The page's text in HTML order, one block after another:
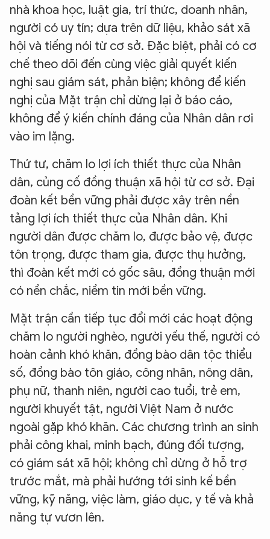
nhà khoa học, luật gia, trí thức, doanh nhân,
người có uy tín; dựa trên dữ liệu, khảo sát xã
hội và tiếng nói từ cơ sở. Đặc biệt, phải có cơ
chế theo dõi đến cùng việc giải quyết kiến
nghị sau giám sát, phản biện; không để kiến
nghị của Mặt trận chỉ dừng lại ở báo cáo,
không để ý kiến chính đáng của Nhân dân rơi
vào im lặng.
Thứ tư, chăm lo lợi ích thiết thực của Nhân
dân, củng cố đồng thuận xã hội từ cơ sở. Đại
đoàn kết bền vững phải được xây trên nền
tảng lợi ích thiết thực của Nhân dân. Khi
người dân được chăm lo, được bảo vệ, được
tôn trọng, được tham gia, được thụ hưởng,
thì đoàn kết mới có gốc sâu, đồng thuận mới
có nền chắc, niềm tin mới bền vững.
Mặt trận cần tiếp tục đổi mới các hoạt động
chăm lo người nghèo, người yếu thế, người có
hoàn cảnh khó khăn, đồng bào dân tộc thiểu
số, đồng bào tôn giáo, công nhân, nông dân,
phụ nữ, thanh niên, người cao tuổi, trẻ em,
người khuyết tật, người Việt Nam ở nước
ngoài gặp khó khăn. Các chương trình an sinh
phải công khai, minh bạch, đúng đối tượng,
có giám sát xã hội; không chỉ dừng ở hỗ trợ
trước mắt, mà phải hướng tới sinh kế bền
vững, kỹ năng, việc làm, giáo dục, y tế và khả
năng tự vươn lên.